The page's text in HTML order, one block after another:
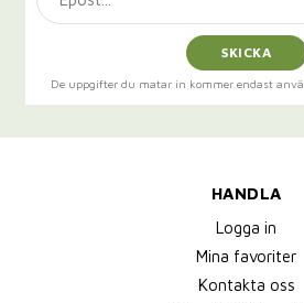
SKICKA
De uppgifter du matar in kommer endast
HANDLA
Logga in
Mina favoriter
Kontakta oss